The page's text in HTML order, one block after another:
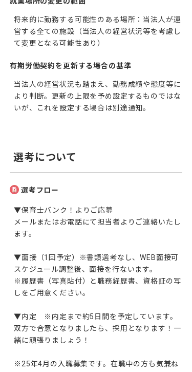
将来的に勤務する可能性のある場所：当法人が運
営する全ての施設（当法人の経営状況等を考慮し
て変更となる可能性あり）
有期労働契約を更新する場合の基準
当法人の経営状況も踏まえ、勤務成績や態度等に
より判断。更新の上限を予め設定するものではな
いが、これを設定する場合は別途通知。
選考について
選考フロー
▼保育士バンク！よりご応募
メールまたはお電話にて担当者よりご連絡いたし
ます。
▼面接（1回予定）※書類選考なし、WEB面接可
スケジュール調整後、面接を行ないます。
※履歴書（写真貼付）と職務経歴書、資格証の写
しをご用意ください。
▼内定　※内定まで約5日間を予定しています。
双方で合意となりましたら、採用となります！一
緒に頑張りましょう！
※25年4月の入職募集です。在職中の方も気兼ね